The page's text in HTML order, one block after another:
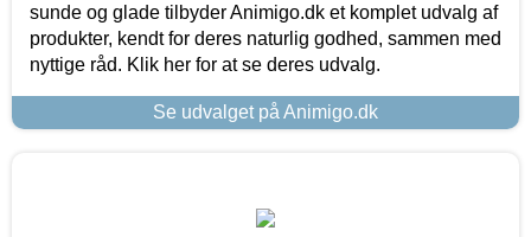
sunde og glade tilbyder Animigo.dk et komplet udvalg af
produkter, kendt for deres naturlig godhed, sammen med
nyttige råd. Klik her for at se deres udvalg.
Se udvalget på Animigo.dk